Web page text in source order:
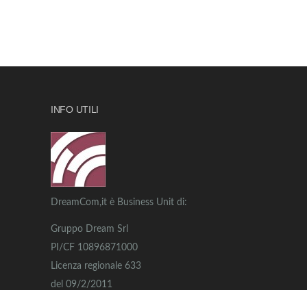
INFO UTILI
DreamCom,it è Business Unit di:
Gruppo Dream Srl
PI/CF 10896871000
Licenza regionale 633
del 09/2/2011